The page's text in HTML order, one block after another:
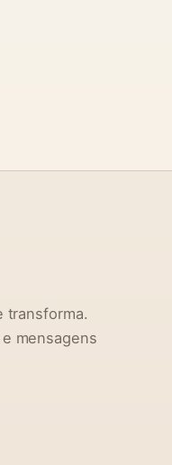
transforma.
mensagens